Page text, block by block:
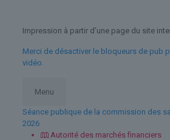
Impression à partir d’une page du site
Merci de désactiver le bloqueurs de pub
vidéo.
Menu
Séance publique de la commission des
2026
Autorité des marchés financiers